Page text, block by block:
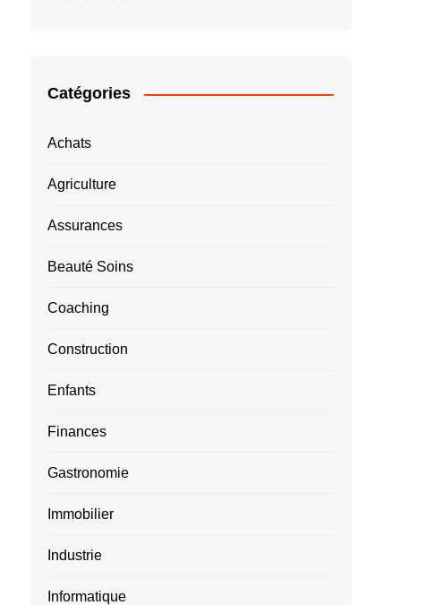
Catégories
Achats
Agriculture
Assurances
Beauté Soins
Coaching
Construction
Enfants
Finances
Gastronomie
Immobilier
Industrie
Informatique